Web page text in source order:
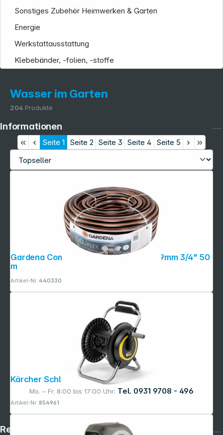
Mo. – Fr. 8:00 bis 17:00 Uhr: Tel. 0931 9708 - 496
Sonstiges Zubehör Heimwerken & Garten
Energie
Werkstattausstattung
Klebebänder, -folien, -stoffe
Wasser im Garten
204 Produkte
Seite 1 Seite 2 Seite 3 Seite 4 Seite 5
Gardena Comfort Flex Schlauch 9x9 19mm 3/4" 50
m
Artikel-Nr.:440330
Kärcher Schlauchträger HR 3
Artikel-Nr.:854961
Informationen
Rechtliches